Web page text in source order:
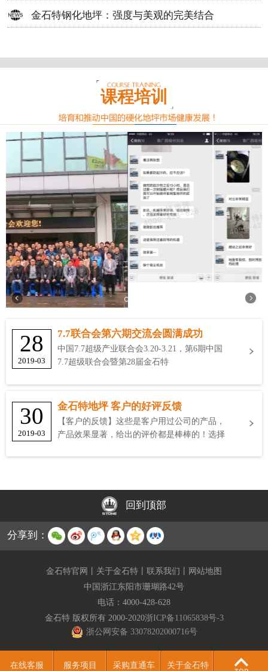
金石特钢化地坪：强度与美观的完美结合
课程培训
28
2019-03
7.7联合会第六期交流会圆满成功
中国7.7超级产业联合会3.20-3.21，第6期中国
7.7超级联合会暨第28届金石特
30
2019-03
金石特地坪 客户的好评反馈
【客户的反馈】这些是客户用过公司的产品，
产品效果显著，给出的评价都是棒棒的！选择
回到顶部
分享到：
金石特官网 关于金石特 联系我们
网站地图
中国浙江东阳市珊瑚路42号
电话： 4000-428-628
金石特 版权所有 2000-2020浙ICP备11065838号-3
浙公网安备 33078202000716号
在线客服 服务项目 采购直通车 关于金石特